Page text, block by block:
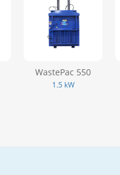
WastePac 550
1.5 kW